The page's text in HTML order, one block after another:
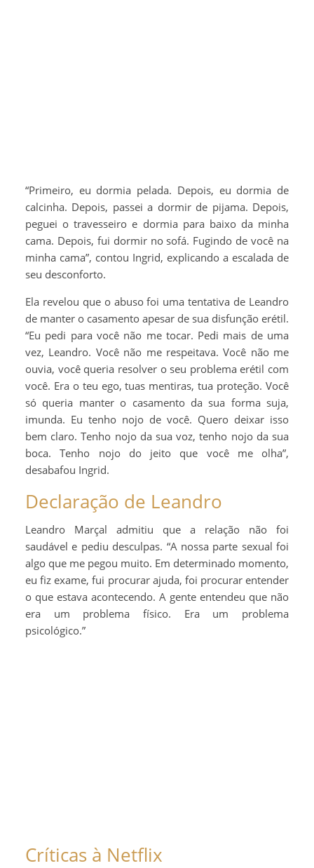
“Primeiro, eu dormia pelada. Depois, eu dormia de
calcinha. Depois, passei a dormir de pijama. Depois,
peguei o travesseiro e dormia para baixo da minha
cama. Depois, fui dormir no sofá. Fugindo de você na
minha cama”, contou Ingrid, explicando a escalada de
seu desconforto.
Ela revelou que o abuso foi uma tentativa de Leandro
de manter o casamento apesar de sua disfunção erétil.
“Eu pedi para você não me tocar. Pedi mais de uma
vez, Leandro. Você não me respeitava. Você não me
ouvia, você queria resolver o seu problema erétil com
você. Era o teu ego, tuas mentiras, tua proteção. Você
só queria manter o casamento da sua forma suja,
imunda. Eu tenho nojo de você. Quero deixar isso
bem claro. Tenho nojo da sua voz, tenho nojo da sua
boca. Tenho nojo do jeito que você me olha”,
desabafou Ingrid.
Declaração de Leandro
Leandro Marçal admitiu que a relação não foi
saudável e pediu desculpas. “A nossa parte sexual foi
algo que me pegou muito. Em determinado momento,
eu fiz exame, fui procurar ajuda, foi procurar entender
o que estava acontecendo. A gente entendeu que não
era um problema físico. Era um problema
psicológico.”
Críticas à Netflix